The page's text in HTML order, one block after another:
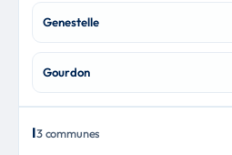
Genestelle
Gourdon
I3 communes